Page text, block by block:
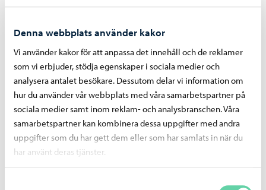
Denna webbplats använder kakor
Vi använder kakor för att anpassa det innehåll och de reklamer
som vi erbjuder, stödja egenskaper i sociala medier och
analysera antalet besökare. Dessutom delar vi information om
hur du använder vår webbplats med våra samarbetspartner på
sociala medier samt inom reklam- och analysbranschen. Våra
samarbetspartner kan kombinera dessa uppgifter med andra
uppgifter som du har gett dem eller som har samlats in när du
har använt deras tjänster.
12. Principerna för skyddet av
registret
Manuellt material: Manuellt material förvaras endast för
kortvarig behandling och förstörs genom att lägga det i
ett sekretesskärl eller en dokumentförstörare omedelbart
efter att behovet att behandla materialet har upphört.
personer har inte fri tillgång till avdelningen där skåpen